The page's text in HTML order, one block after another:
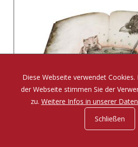
Eine Zauberposse von Michael Ende
Diese Webseite verwendet
der Webseite stimmen Sie der
zu. Weitere Infos in unserer
Schließen